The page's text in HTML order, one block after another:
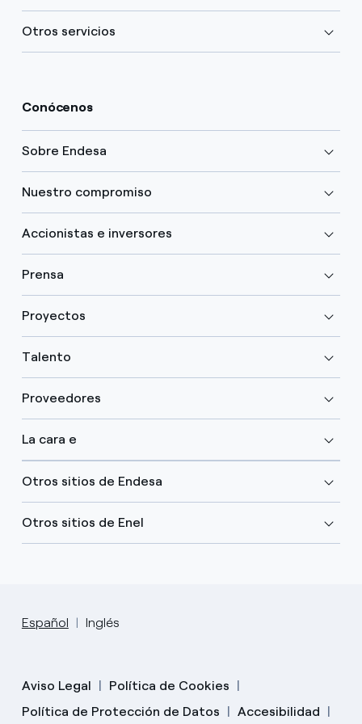
Otros servicios
Conócenos
Sobre Endesa
Nuestro compromiso
Accionistas e inversores
Prensa
Proyectos
Talento
Proveedores
La cara e
Otros sitios de Endesa
Otros sitios de Enel
Español Inglés
Aviso Legal
Política de Cookies
Política de Protección de Datos
Accesibilidad